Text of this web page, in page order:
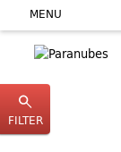
MENU
FILTER